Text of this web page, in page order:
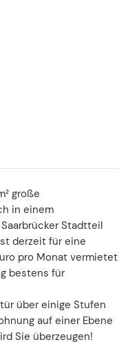
große
in einem
Stadtteil
derzeit für eine
pro Monat vermietet
bestens für
über einige Stufen
auf einer Ebene
Sie überzeugen!